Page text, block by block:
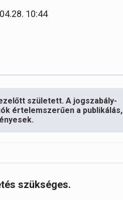
10:44
született. A jogszabály-
értelemszerűen a publikálás,
szükséges.